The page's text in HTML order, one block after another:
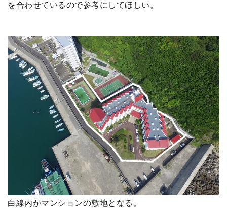
を合わせているので参考にしてほしい。
白線内がマンションの敷地となる。